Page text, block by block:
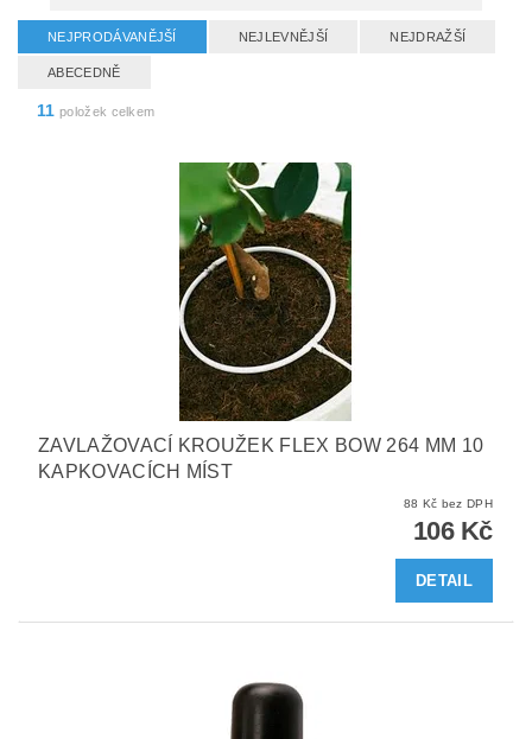
NEJPRODÁVANĚJŠÍ NEJLEVNĚJŠÍ NEJDRAŽŠÍ
ABECEDNĚ
11 položek celkem
ZAVLAŽOVACÍ KROUŽEK FLEX BOW 264 MM 10
KAPKOVACÍCH MÍST
88 Kč bez DPH
106 Kč
DETAIL